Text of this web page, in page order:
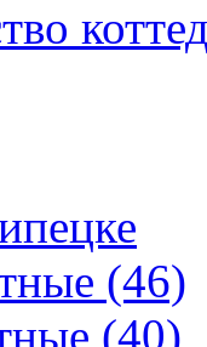
(46)
(40)